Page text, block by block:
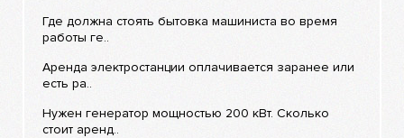
Где должна стоять бытовка машиниста во время
работы ге..
Аренда электростанции оплачивается заранее или
есть ра..
Нужен генератор мощностью 200 кВт. Сколько
стоит аренд..